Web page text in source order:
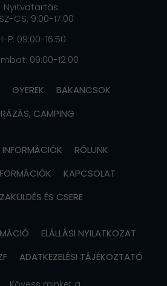
Nyitvatartás:
CS: 9:00-17:00
P: 09:00-16:50
09:00-12:00
GYEREK
BAKANCSOK
CAMPING
INFORMÁCIÓK
RÓLUNK
KAPCSOLAT
ÉS CSERE
ELÁLLÁSI NYILATKOZAT
ADATKEZELÉSI TÁJÉKOZTATÓ